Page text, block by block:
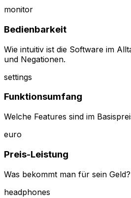
monitor
Bedienbarkeit
Wie intuitiv ist die Software im
und Negationen.
settings
Funktionsumfang
Welche Features sind im
euro
Preis-Leistung
Was bekommt man für sein
headphones